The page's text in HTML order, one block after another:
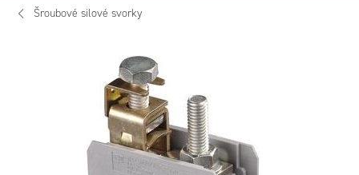
Šroubové silové svorky